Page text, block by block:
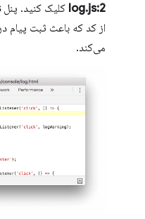
log.js:2 کلیک کنید. پنل
از کد که باعث ثبت پیام
می‌کند.